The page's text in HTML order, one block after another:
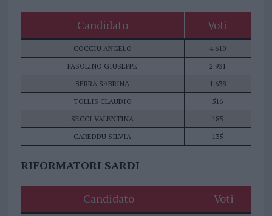
Candidato Voti
COCCIU ANGELO
4.610
FASOLINO GIUSEPPE
2.931
SERRA SABRINA
1.638
TOLLIS CLAUDIO
516
SECCI VALENTINA
185
CAREDDU SILVIA
135
RIFORMATORI SARDI
Candidato Voti